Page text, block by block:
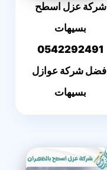
شركة عزل اسطح
بسيهات
0542292491
افضل شركة عوازل
بسيهات